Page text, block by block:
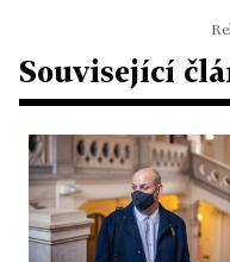
Související